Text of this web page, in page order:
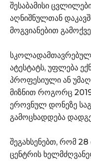
შესაბამისი
აღნიშნულთან
მოგვიანებით
ატესტატს, უფლება
პროფესიული ან
მიზნით როგორც
ეროვნულ დონეზე
გამოცხადდება
შეგახსენებთ, რომ
ცენტრის